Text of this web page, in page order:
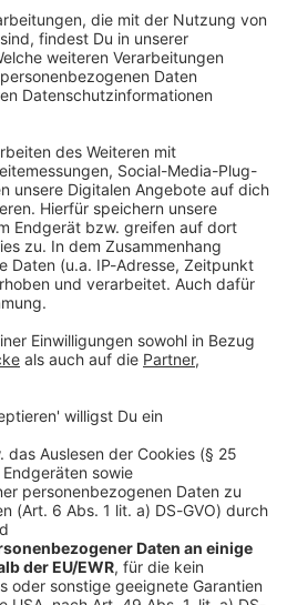
uns etwas sagen?
Hotline
dpa-infocom, dpa:260627-930-293698/1